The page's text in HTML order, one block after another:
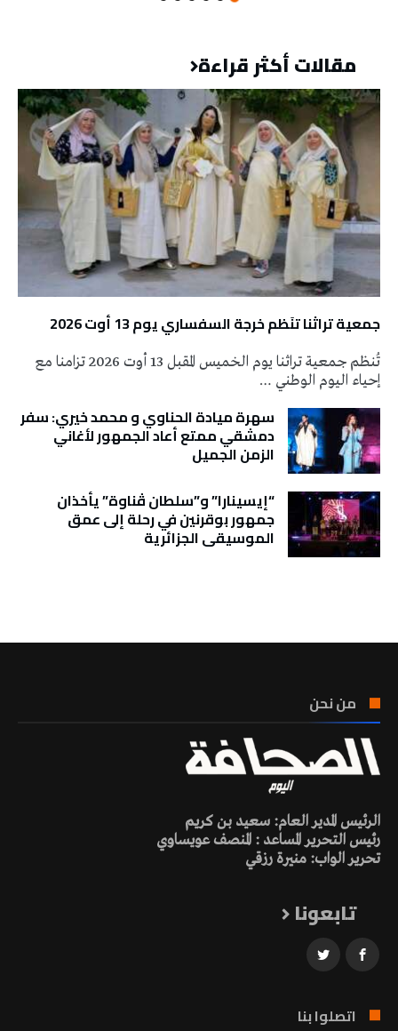
مقالات أكثر قراءة
جمعية تراثنا تنَظم خرجة السفساري يوم 13 أوت 2026
تُنظم جمعية تراثنا يوم الخميس المقبل 13 أوت 2026 تزامنا مع
إحياء اليوم الوطني …
سهرة ميادة الحناوي و محمد خيري: سفر
دمشقي ممتع أعاد الجمهور لأغاني
الزمن الجميل
“إيسينارا” و”سلطان ڤناوة” يأخذان
جمهور بوقرنين في رحلة إلى عمق
الموسيقى الجزائرية
من نحن
الرئيس المدير العام: سعيد بن كريم
رئيس التحرير المساعد : المنصف عويساوي
تحرير الواب: منيرة رزقي
تابعونا
اتصلوا بنا